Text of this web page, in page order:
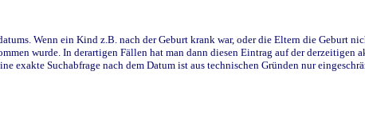
Wenn ein Kind z.B. nach der Geburt krank war, oder die Eltern die Geburt
wurde. In derartigen Fällen hat man dann diesen Eintrag auf der derzeitigen
Suchabfrage nach dem Datum ist aus technischen Gründen nur